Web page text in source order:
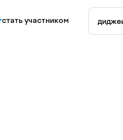
стать участником